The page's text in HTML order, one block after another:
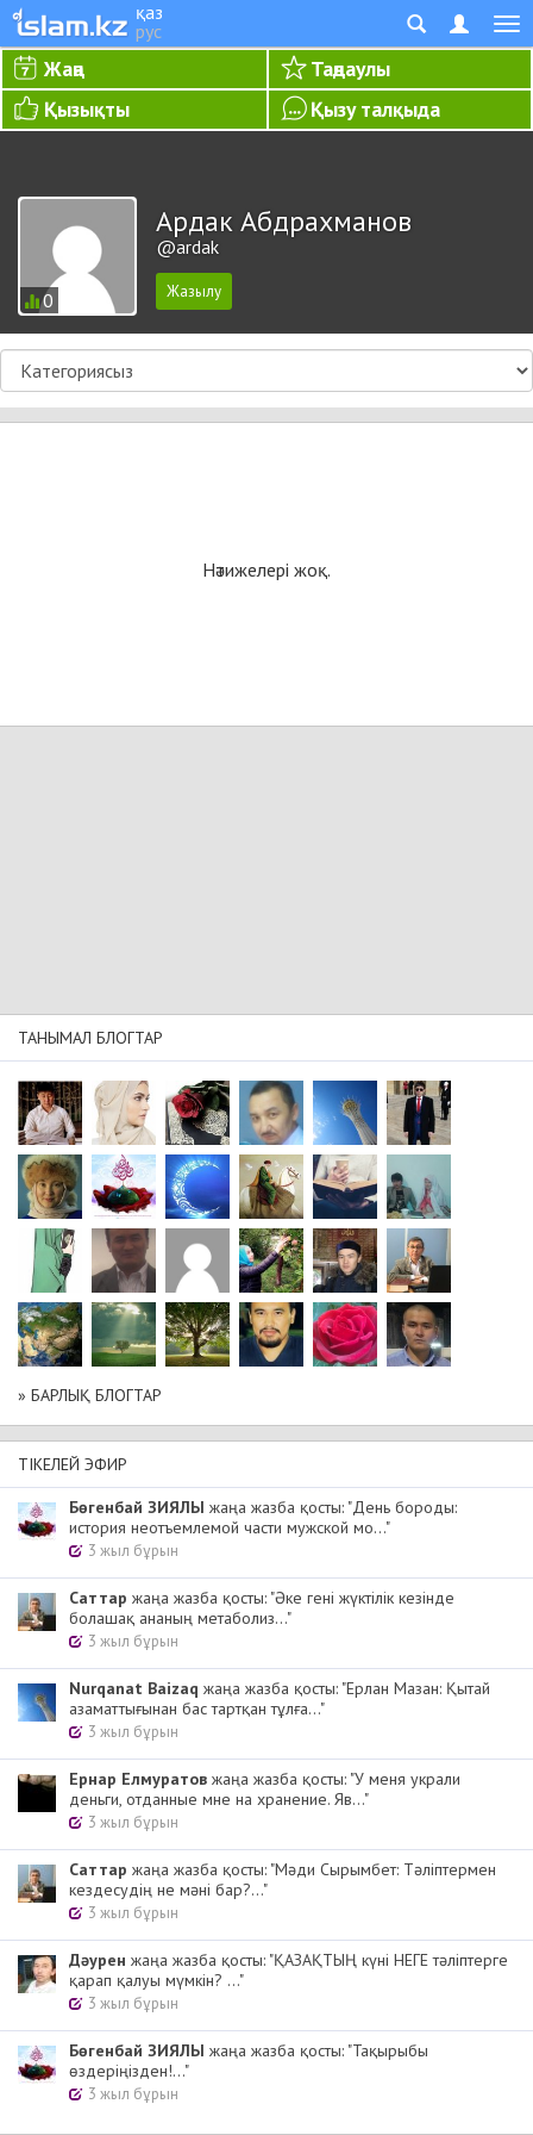
қаз
рус
Жаңа
Таңдаулы
Қызықты
Қызу талқыда
0
Ардак Абдрахманов
@ardak
Нәтижелері жоқ.
ТАНЫМАЛ БЛОГТАР
» БАРЛЫҚ БЛОГТАР
ТІКЕЛЕЙ ЭФИР
Бөгенбай ЗИЯЛЫ жаңа жазба қосты: "День бороды:
история неотъемлемой части мужской мо..."
3 жыл бұрын
Cаттар жаңа жазба қосты: "Әке гені жүктілік кезінде
болашақ ананың метаболиз..."
3 жыл бұрын
Nurqanat Baizaq жаңа жазба қосты: "Ерлан Мазан: Қытай
азаматтығынан бас тартқан тұлға..."
3 жыл бұрын
Ернар Елмуратов жаңа жазба қосты: "У меня украли
деньги, отданные мне на хранение. Яв..."
3 жыл бұрын
Cаттар жаңа жазба қосты: "Мәди Сырымбет: Тәліптермен
кездесудің не мәні бар?..."
3 жыл бұрын
Дәурен жаңа жазба қосты: "ҚАЗАҚТЫҢ күні НЕГЕ тәліптерге
қарап қалуы мүмкін? ..."
3 жыл бұрын
Бөгенбай ЗИЯЛЫ жаңа жазба қосты: "Тақырыбы
өздеріңізден!..."
3 жыл бұрын